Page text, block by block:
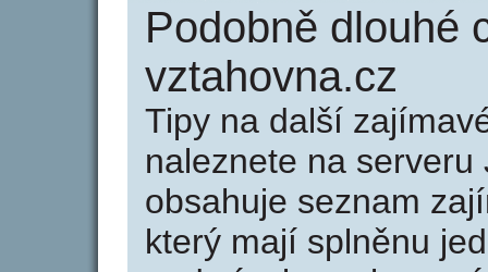
Podobně dlouhé
vztahovna.cz
Tipy na další
naleznete na serveru
obsahuje seznam
který mají splněnu